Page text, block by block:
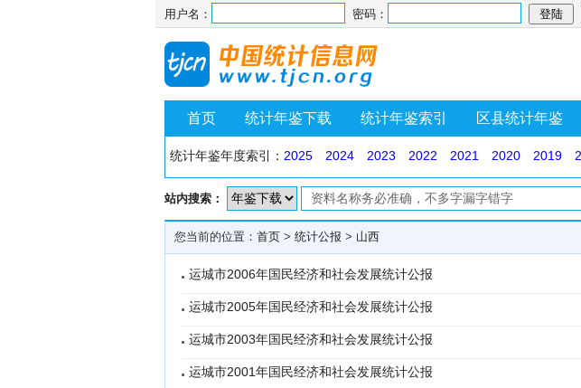
用户名： 密码：
首页 统计年鉴下载 统计年鉴索引 区县统计年鉴
统计年鉴年度索引： 2025 2024 2023 2022 2021 2020 2019
站内搜索：
您当前的位置： 首页 > 统计公报 > 山西
运城市2006年国民经济和社会发展统计公报
运城市2005年国民经济和社会发展统计公报
运城市2003年国民经济和社会发展统计公报
运城市2001年国民经济和社会发展统计公报